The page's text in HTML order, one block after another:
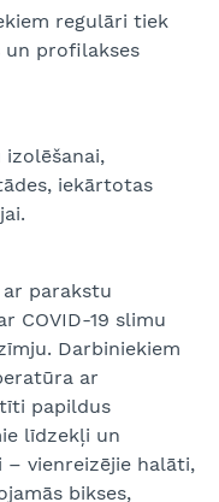
regulāri tiek
un profilakses
iekārtotas
parakstu
COVID-19 slimu
Darbiniekiem
ar
papildus
līdzekļi un
– vienreizējie halāti,
bikses,